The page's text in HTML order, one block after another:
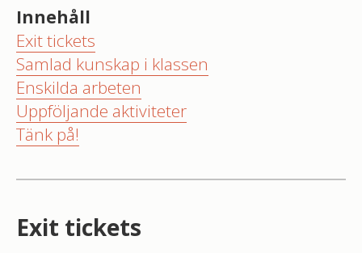
Innehåll
Exit tickets
Samlad kunskap i klassen
Enskilda arbeten
Uppföljande aktiviteter
Tänk på!
Exit tickets